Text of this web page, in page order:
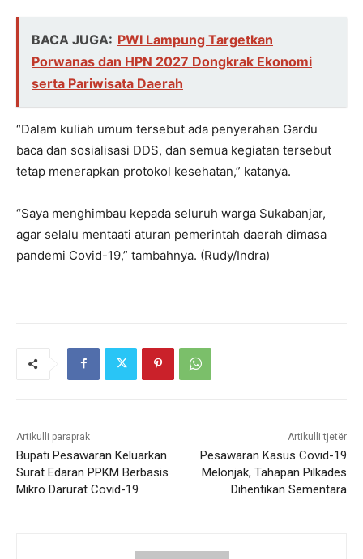
BACA JUGA: PWI Lampung Targetkan
Porwanas dan HPN 2027 Dongkrak Ekonomi
serta Pariwisata Daerah
“Dalam kuliah umum tersebut ada penyerahan Gardu
baca dan sosialisasi DDS, dan semua kegiatan tersebut
tetap menerapkan protokol kesehatan,” katanya.
“Saya menghimbau kepada seluruh warga Sukabanjar,
agar selalu mentaati aturan pemerintah daerah dimasa
pandemi Covid-19,” tambahnya. (Rudy/Indra)
Artikulli paraprak
Bupati Pesawaran Keluarkan
Surat Edaran PPKM Berbasis
Mikro Darurat Covid-19
Artikulli tjetër
Pesawaran Kasus Covid-19
Melonjak, Tahapan Pilkades
Dihentikan Sementara